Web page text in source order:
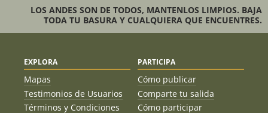
LOS ANDES SON DE TODOS, MANTENLOS LIMPIOS. BAJA
TODA TU BASURA Y CUALQUIERA QUE ENCUENTRES.
EXPLORA
Mapas
Testimonios de Usuarios
Términos y Condiciones
PARTICIPA
Cómo publicar
Comparte tu salida
Cómo participar